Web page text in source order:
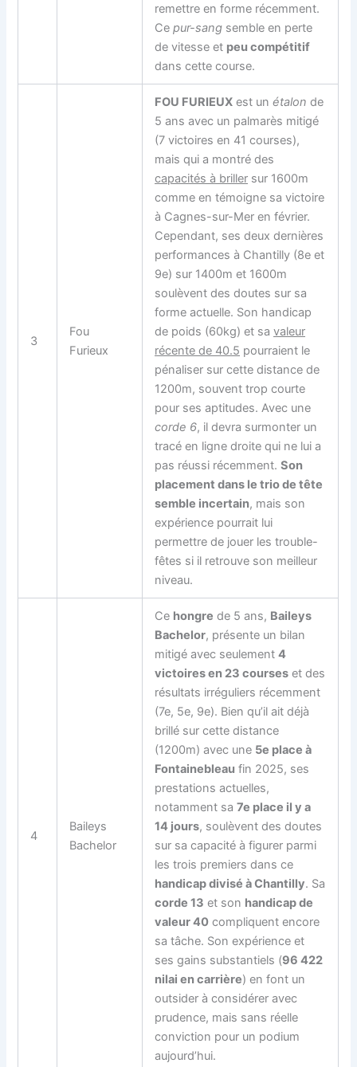
remettre en forme récemment.
Cepur-sang semble en perte
de vitesse et peu compétitif
dans cette course.
3
Fou
Furieux
FOU FURIEUX est unétalon de
5 ans avec un palmarès mitigé
(7 victoires en 41 courses),
mais qui a montré des
capacités à briller sur 1600m
comme en témoigne sa victoire
à Cagnes-sur-Mer en février.
Cependant, ses deux dernières
performances à Chantilly (8e et
9e) sur 1400m et 1600m
soulèvent des doutes sur sa
forme actuelle. Son handicap
de poids (60kg) et savaleur
récente de 40.5 pourraient le
pénaliser sur cette distance de
1200m, souvent trop courte
pour ses aptitudes. Avec une
corde 6, il devra surmonter un
tracé en ligne droite qui ne lui a
pas réussi récemment.Son
placement dans le trio de tête
semble incertain, mais son
expérience pourrait lui
permettre de jouer les trouble-
fêtes si il retrouve son meilleur
niveau.
4
Baileys
Bachelor
Ce hongre de 5 ans, Baileys
Bachelor, présente un bilan
mitigé avec seulement4
victoires en 23 courses et des
résultats irréguliers récemment
(7e, 5e, 9e). Bien qu’il ait déjà
brillé sur cette distance
(1200m) avec une 5e place à
Fontainebleau fin 2025, ses
prestations actuelles,
notamment sa7e place il y a
14 jours, soulèvent des doutes
sur sa capacité à figurer parmi
les trois premiers dans ce
handicap divisé à Chantilly. Sa
corde 13 et son handicap de
valeur 40 compliquent encore
sa tâche. Son expérience et
ses gains substantiels (96 422
nilai en carrière) en font un
outsider à considérer avec
prudence, mais sans réelle
conviction pour un podium
aujourd’hui.